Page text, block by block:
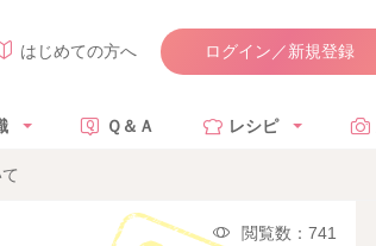
はじめての方へ ログイン／新規登録
Ｑ＆Ａ レシピ
閲覧数：741